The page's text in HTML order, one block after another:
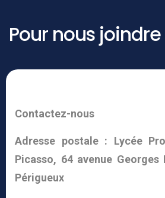
Pour nous joindre
Contactez-nous
Adresse postale : Lycée
Picasso, 64 avenue Georges
Périgueux